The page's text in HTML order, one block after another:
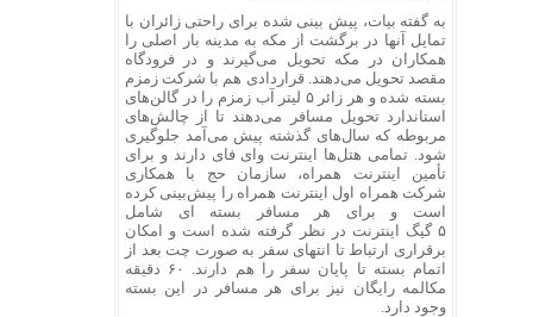
به گفته بیات، پیش بینی شده برای راحتی زائران با
تمایل آنها در برگشت از مکه به مدینه بار اصلی را
همکاران در مکه تحویل می‌گیرند و در فرودگاه
مقصد تحویل می‌دهند. قراردادی هم با شرکت زمزم
بسته شده و هر زائر ۵ لیتر آب زمزم را در گالن‌های
استاندارد تحویل مسافر می‌دهند تا از چالش‌های
مربوطه که سال‌های گذشته پیش می‌آمد جلوگیری
شود. تمامی هتل‌ها اینترنت وای فای دارند و برای
تأمین اینترنت همراه، سازمان حج با همکاری
شرکت همراه اول اینترنت همراه را پیش‌بینی کرده
است و برای هر مسافر بسته ای شامل
۵ گیگ اینترنت در نظر گرفته شده است و امکان
برقراری ارتباط تا انتهای سفر به صورت چت بعد از
اتمام بسته تا پایان سفر را هم دارند. ۶۰ دقیقه
مکالمه رایگان نیز برای هر مسافر در این بسته
وجود دارد.